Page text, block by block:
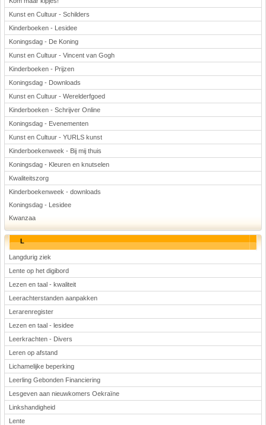
Kunst en Cultuur - Schilders
Kinderboeken - Lesidee
Koningsdag - De Koning
Kunst en Cultuur - Vincent van Gogh
Kinderboeken - Prijzen
Koningsdag - Downloads
Kunst en Cultuur - Werelderfgoed
Kinderboeken - Schrijver Online
Koningsdag - Evenementen
Kunst en Cultuur - YURLS kunst
Kinderboekenweek - Bij mij thuis
Koningsdag - Kleuren en knutselen
Kwaliteitszorg
Kinderboekenweek - downloads
Koningsdag - Lesidee
Kwanzaa
L
Langdurig ziek
Lente op het digibord
Lezen en taal - kwaliteit
Leerachterstanden aanpakken
Lerarenregister
Lezen en taal - lesidee
Leerkrachten - Divers
Leren op afstand
Lichamelijke beperking
Leerling Gebonden Financiering
Lesgeven aan nieuwkomers Oekraïne
Linkshandigheid
Lente